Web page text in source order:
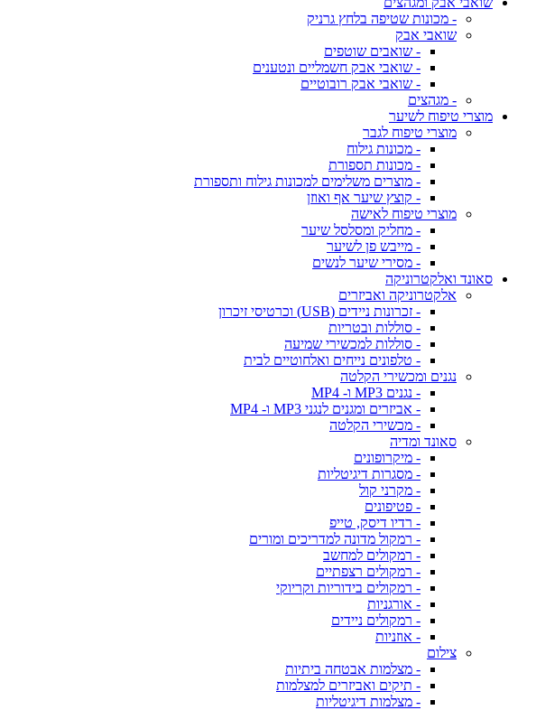
- מכונות שטיפה בלחץ גרניק
שואבי אבק
- שואבים שוטפים
- שואבי אבק חשמליים ונטענים
- שואבי אבק רובוטיים
- מגהצים
מוצרי טיפוח לשיער
מוצרי טיפוח לגבר
- מכונות גילוח
- מכונות תספורת
- מוצרים משלימים למכונות גילוח ותספורת
- קוצץ שיער אף ואוזן
מוצרי טיפוח לאישה
- מחליק ומסלסל שיער
- מייבש פן לשיער
- מסירי שיער לנשים
סאונד ואלקטרוניקה
אלקטרוניקה ואביזרים
- זכרונות ניידים (USB) וכרטיסי זיכרון
- סוללות ובטריות
- סוללות למכשירי שמיעה
- טלפונים נייחים ואלחוטיים לבית
נגנים ומכשירי הקלטה
- נגנים MP3 ו- MP4
- אביזרים ומגנים לנגני MP3 ו- MP4
- מכשירי הקלטה
סאונד ומדיה
- מיקרופונים
- מסגרות דיגיטליות
- מקרני קול
- פטיפונים
- רדיו דיסק, טייפ
- רמקול מדונה למדריכים ומורים
- רמקולים למחשב
- רמקולים רצפתיים
- רמקולים בידוריות וקריוקי
- אורגניות
- רמקולים ניידים
- אוזניות
צילום
- מצלמות אבטחה ביתיות
- תיקים ואביזרים למצלמות
- מצלמות דיגיטליות